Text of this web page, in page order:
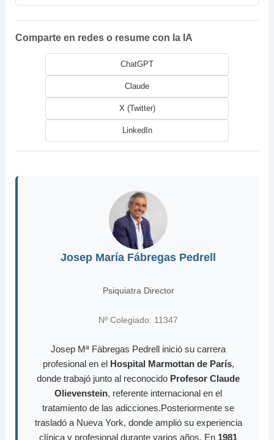
Comparte en redes o resume con la IA
ChatGPT
Claude
X (Twitter)
LinkedIn
Josep María Fábregas Pedrell
Psiquiatra Director
Nº Colegiado: 11347
Josep Mª Fàbregas Pedrell inició su carrera
profesional en el Hospital Marmottan de París,
donde trabajó junto al reconocido Profesor Claude
Olievenstein, referente internacional en el
tratamiento de las adicciones.Posteriormente se
trasladó a Nueva York, donde amplió su experiencia
clínica y profesional durante varios años. En 1981